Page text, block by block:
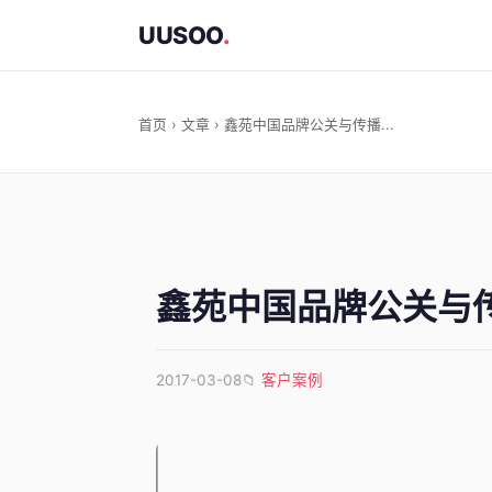
UUSOO.
首页 › 文章 › 鑫苑中国品牌公关与传播...
鑫苑中国品牌公关与
2017-03-08📁 客户案例